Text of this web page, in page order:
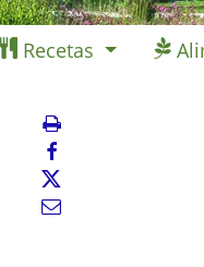
Recetas